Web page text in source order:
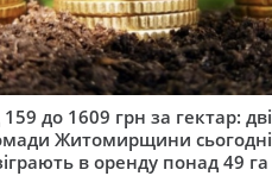
159 до 1609 грн за гектар: дві
Житомирщини сьогодні
в оренду понад 49 га